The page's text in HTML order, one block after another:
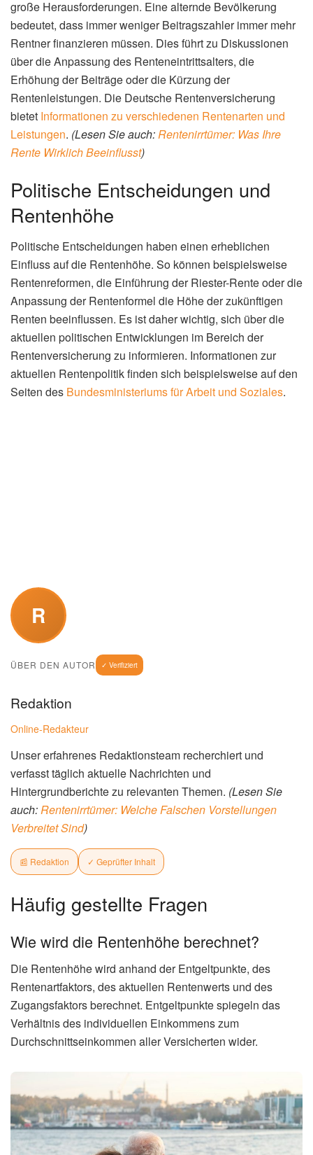
große Herausforderungen. Eine alternde Bevölkerung
bedeutet, dass immer weniger Beitragszahler immer mehr
Rentner finanzieren müssen. Dies führt zu Diskussionen
über die Anpassung des Renteneintrittsalters, die
Erhöhung der Beiträge oder die Kürzung der
Rentenleistungen. Die Deutsche Rentenversicherung
bietet Informationen zu verschiedenen Rentenarten und
Leistungen. (Lesen Sie auch:Rentenirrtümer: Was Ihre
Rente Wirklich Beeinflusst)
Politische Entscheidungen und
Rentenhöhe
Politische Entscheidungen haben einen erheblichen
Einfluss auf die Rentenhöhe. So können beispielsweise
Rentenreformen, die Einführung der Riester-Rente oder die
Anpassung der Rentenformel die Höhe der zukünftigen
Renten beeinflussen. Es ist daher wichtig, sich über die
aktuellen politischen Entwicklungen im Bereich der
Rentenversicherung zu informieren. Informationen zur
aktuellen Rentenpolitik finden sich beispielsweise auf den
Seiten des Bundesministeriums für Arbeit und Soziales.
R
ÜBER DEN AUTOR ✓ Verifiziert
Redaktion
Online-Redakteur
Unser erfahrenes Redaktionsteam recherchiert und
verfasst täglich aktuelle Nachrichten und
Hintergrundberichte zu relevanten Themen. (Lesen Sie
auch:Rentenirrtümer: Welche Falschen Vorstellungen
Verbreitet Sind)
📰 Redaktion ✓ Geprüfter Inhalt
Häufig gestellte Fragen
Wie wird die Rentenhöhe berechnet?
Die Rentenhöhe wird anhand der Entgeltpunkte, des
Rentenartfaktors, des aktuellen Rentenwerts und des
Zugangsfaktors berechnet. Entgeltpunkte spiegeln das
Verhältnis des individuellen Einkommens zum
Durchschnittseinkommen aller Versicherten wider.